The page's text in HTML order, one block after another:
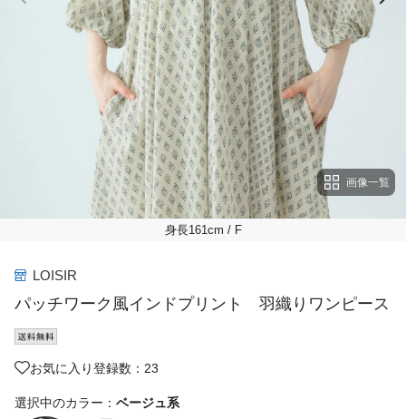
画像一覧
身長161cm / F
LOISIR
パッチワーク風インドプリント 羽織りワンピース
お気に入り登録数：23
選択中のカラー： ベージュ系